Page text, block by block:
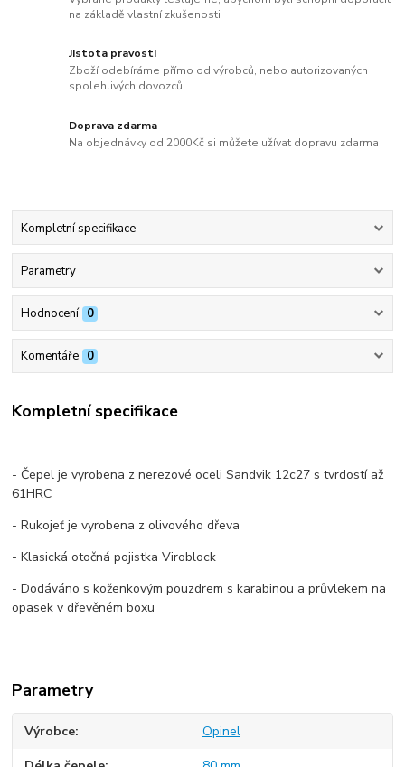
na základě vlastní zkušenosti
Jistota pravosti
Zboží odebíráme přímo od výrobců, nebo autorizovaných
spolehlivých dovozců
Doprava zdarma
Na objednávky od 2000Kč si můžete užívat dopravu zdarma
Kompletní specifikace
Parametry
Hodnocení 0
Komentáře 0
Kompletní specifikace
- Čepel je vyrobena z nerezové oceli Sandvik 12c27 s tvrdostí až
61HRC
- Rukojeť je vyrobena z olivového dřeva
- Klasická otočná pojistka Viroblock
- Dodáváno s koženkovým pouzdrem s karabinou a průvlekem na
opasek v dřevěném boxu
Parametry
Výrobce Opinel